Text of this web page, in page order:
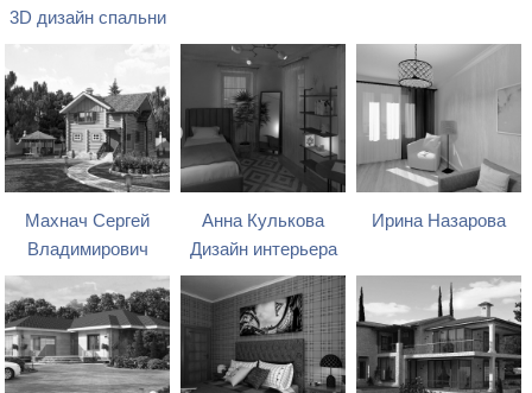
3D дизайн спальни
Махнач Сергей
Владимирович
Анна Кулькова
Дизайн интерьера
Ирина Назарова